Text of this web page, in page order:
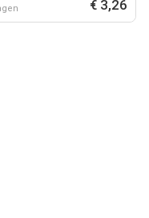
€ 3,26